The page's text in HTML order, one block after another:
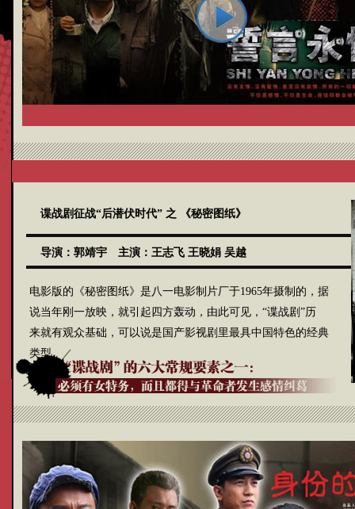
谍战剧征战“后潜伏时代” 之 《秘密图纸》
导演： 郭靖宇 主演： 王志飞 王晓娟 吴越
电影版的《秘密图纸》是八一电影制片厂于1965年摄制的，据
说当年刚一放映，就引起四方轰动，由此可见，“谍战剧”历
来就有观众基础，可以说是国产影视剧里最具中国特色的经典
类型。